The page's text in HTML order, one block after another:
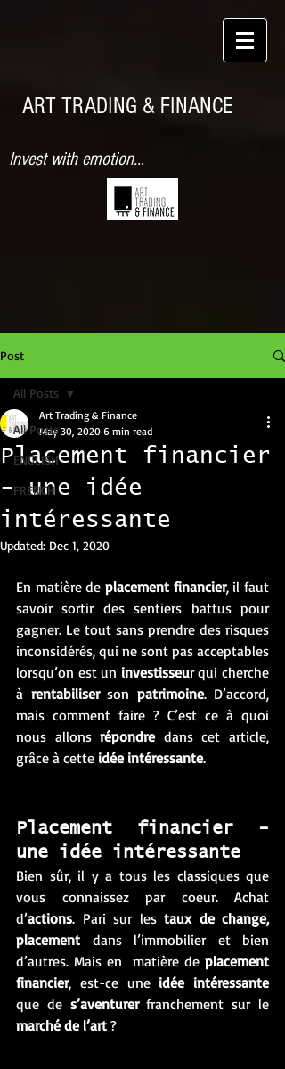
ART TRADING & FINANCE
Invest with emotion...
Post
All Posts
ENGLISH
FRENCH
All Posts
Placement financier
- une idée
intéressante
Art Trading & Finance
May 30, 2020 6 min read
Updated: Dec 1, 2020
En matière de placement financier, il faut
savoir sortir des sentiers battus pour
gagner. Le tout sans prendre des risques
inconsidérés, qui ne sont pas acceptables
lorsqu’on est un investisseur qui cherche
à rentabiliser son patrimoine. D’accord,
mais comment faire ? C’est ce à quoi
nous allons répondre dans cet article,
grâce à cette idée intéressante.
Placement financier -
une idée intéressante
Bien sûr, il y a tous les classiques que
vous connaissez par coeur. Achat
d’actions. Pari sur les taux de change,
placement dans l’immobilier et bien
d’autres. Mais en  matière de placement
financier, est-ce une idée intéressante
que de s’aventurer
marché de l’art ?